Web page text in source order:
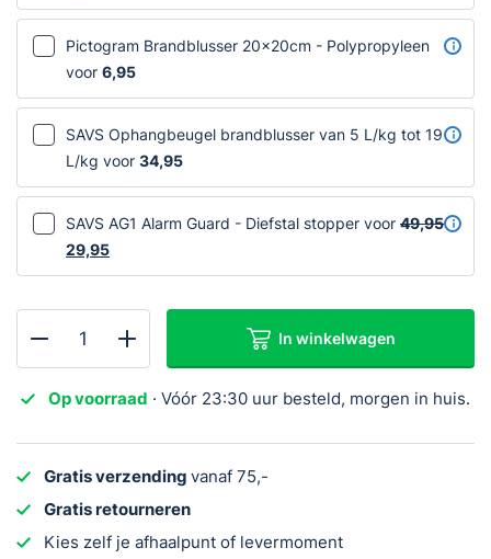
Pictogram Brandblusser 20x20cm - Polypropyleen
voor 6,95
SAVS Ophangbeugel brandblusser van 5 L/kg tot 19
L/kg voor 34,95
SAVS AG1 Alarm Guard - Diefstal stopper voor 49,95
Oorspronkelijke
prijs
€49,95.
29,95
prijs
€29,95.
9
100%
PFAS-
Fluorvrij
In winkelwagen
Op voorraad · Vóór 23:30 uur besteld, morgen in huis.
Gratis verzending vanaf 75,-
Gratis retourneren
Kies zelf je afhaalpunt of levermoment